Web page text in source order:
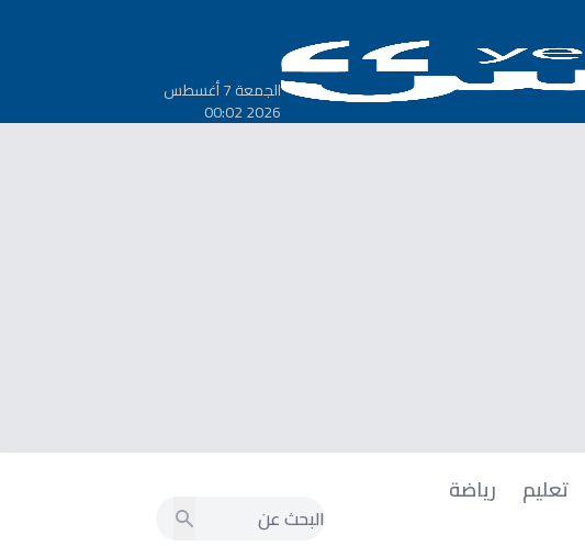
الجمعة 7 أغسطس
2026 00:02
تعليم
رياضة